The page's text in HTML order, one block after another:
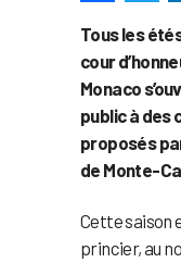
Tous les
cour
Monaco
public à des
proposés
de Monte-
Cette saison
princier, au